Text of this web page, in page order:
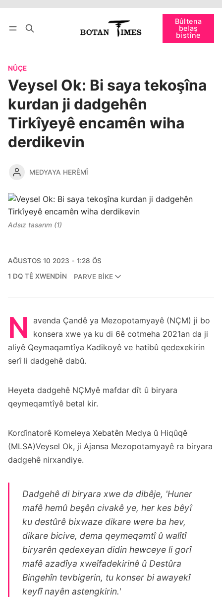
Bûltena
belaş
bistîne
bişopîne
NÛÇE
Veysel Ok: Bi saya tekoşîna
kurdan ji dadgehên
Tirkîyeyê encamên wiha
derdikevin
MEDYAYA HERÊMÎ
Adsız tasarım (1)
AĞUSTOS 10 2023
1:28 ÖS
1 DQ TÊ XWENDIN
PARVE BIKE
N avenda Çandê ya Mezopotamyayê (NÇM) ji bo
konsera xwe ya ku di 6ê cotmeha 2021an da ji
aliyê Qeymaqamtîya Kadikoyê ve hatibû qedexekirin
serî li dadgehê dabû.
Heyeta dadgehê NÇMyê mafdar dît û biryara
qeymeqamtîyê betal kir.
Kordînatorê Komeleya Xebatên Medya û Hiqûqê
(MLSA)Veysel Ok, ji Ajansa Mezopotamyayê ra biryara
dadgehê nirxandiye.
Dadgehê di biryara xwe da dibêje, 'Huner
mafê hemû beşên civakê ye, her kes bêyî
ku destûrê bixwaze dikare were ba hev,
dikare bicive, dema qeymeqamtî û walîtî
biryarên qedexeyan didin hewceye li gorî
mafê azadîya xweîfadekirinê û Destûra
Bingehîn tevbigerin, tu konser bi awayekî
keyfî nayên astengkirin.'